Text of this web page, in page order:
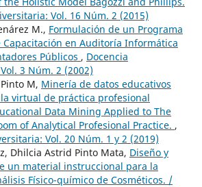
Vol. 16 Núm. 2 (2015)
M., Formulación de un Programa
Capacitación en Auditoría Informática
Públicos , Docencia
3 Núm. 2 (2002)
M, Minería de datos educativos
virtual de práctica profesional
Data Mining Applied to The
of Analytical Profesional Practice. ,
Vol. 20 Núm. 1 y 2 (2019)
Dhilcia Astrid Pinto Mata, Diseño y
un material instruccional para la
Físico-químico de Cosméticos. /